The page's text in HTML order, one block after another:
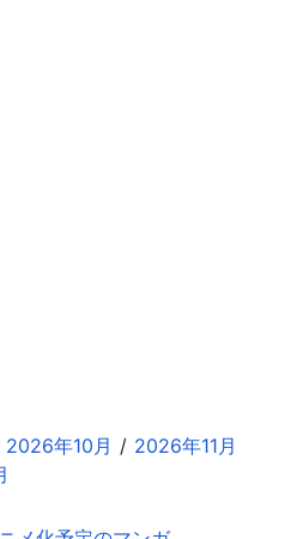
2026年10月
2026年11月